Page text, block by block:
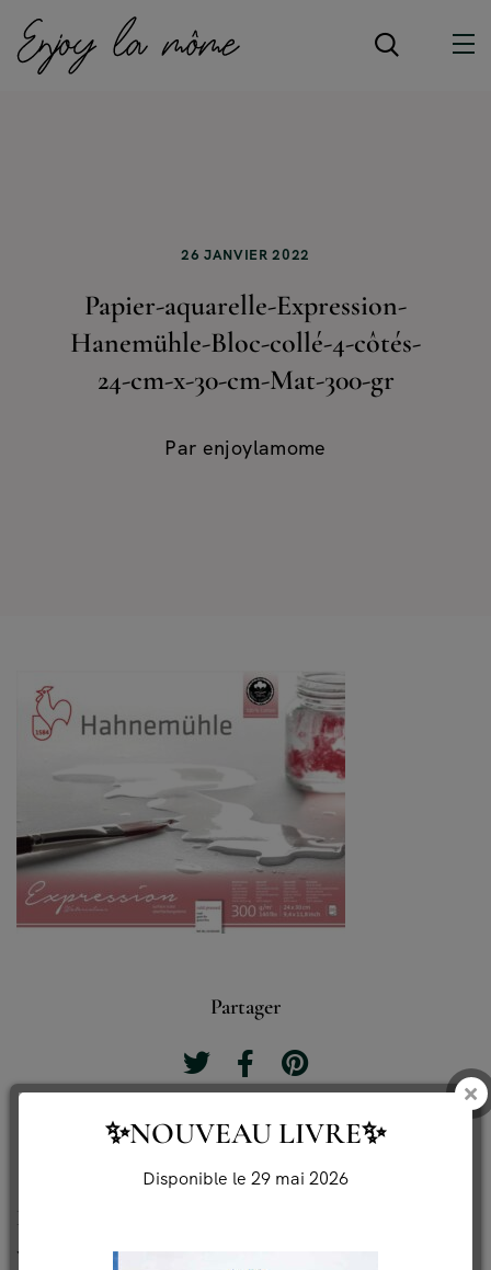
26 JANVIER 2022
Papier-aquarelle-Expression-
Hanemühle-Bloc-collé-4-côtés-
24-cm-x-30-cm-Mat-300-gr
Par enjoylamome
Partager
Laisser un commentaire
Your email address will not be published. Required fields
✨NOUVEAU LIVRE✨
Disponible le 29 mai 2026